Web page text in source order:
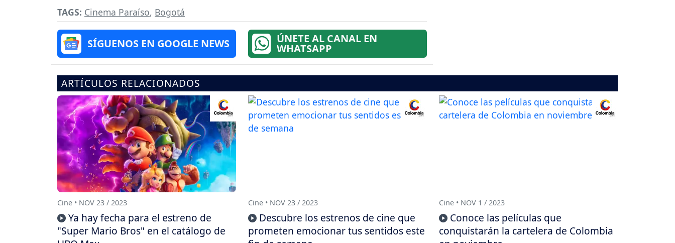
TAGS: Cinema Paraíso, Bogotá
SÍGUENOS EN GOOGLE NEWS ÚNETE AL CANAL EN
WHATSAPP
ARTÍCULOS RELACIONADOS
Cine • NOV 23 / 2023
Ya hay fecha para el estreno de
"Super Mario Bros" en el catálogo de
Cine • NOV 23 / 2023
Descubre los estrenos de cine que
prometen emocionar tus sentidos este
Cine • NOV 1 / 2023
Conoce las películas que
conquistarán la cartelera de Colombia